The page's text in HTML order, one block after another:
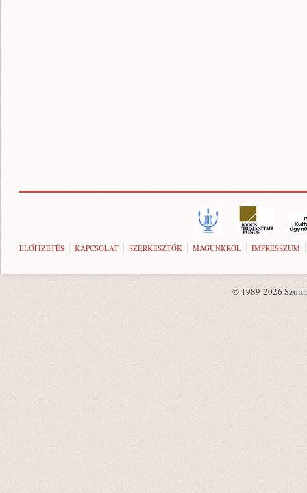
ELŐFIZETÉS KAPCSOLAT SZERKESZTŐK MAGUNKRÓL IMPRESSZUM
© 1989-2026